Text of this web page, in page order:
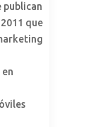
publican
que